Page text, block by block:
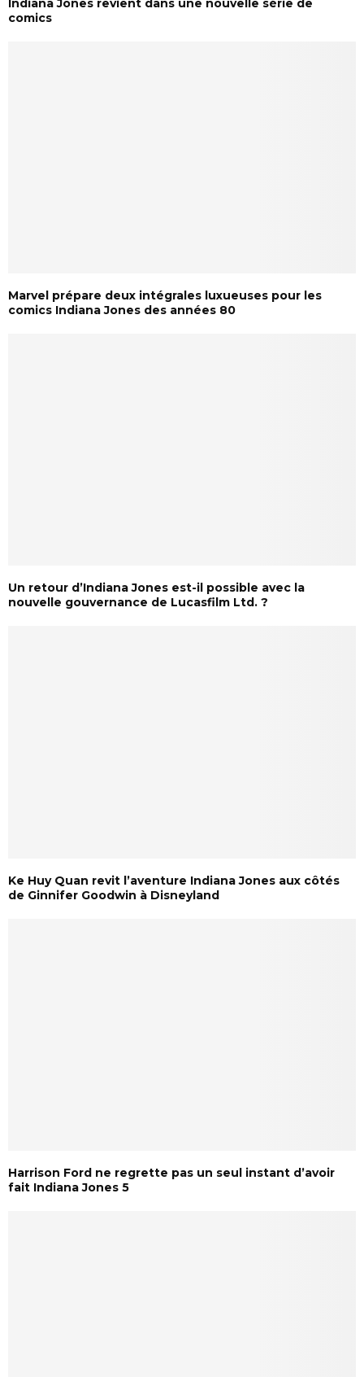
Indiana Jones revient dans une nouvelle série de
comics
Marvel prépare deux intégrales luxueuses pour les
comics Indiana Jones des années 80
Un retour d’Indiana Jones est-il possible avec la
nouvelle gouvernance de Lucasfilm Ltd. ?
Ke Huy Quan revit l’aventure Indiana Jones aux côtés
de Ginnifer Goodwin à Disneyland
Harrison Ford ne regrette pas un seul instant d’avoir
fait Indiana Jones 5